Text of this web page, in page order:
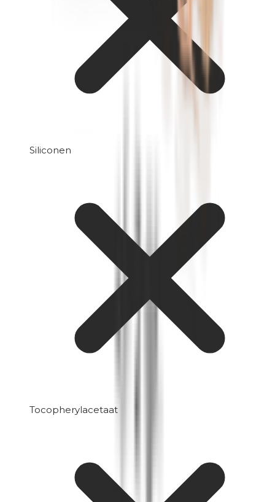
Siliconen
Tocopherylacetaat